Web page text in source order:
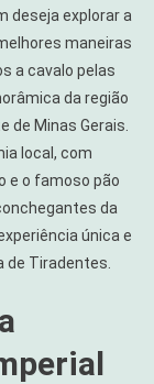
deseja explorar a
maneiras
a cavalo pelas
da região
de Minas Gerais.
local, com
e o famoso pão
da
única e
de Tiradentes.